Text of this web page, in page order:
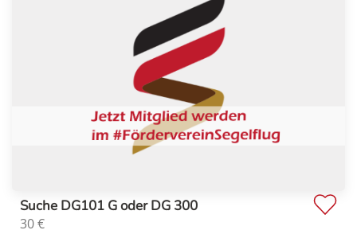
Suche DG101 G oder DG 300
30€